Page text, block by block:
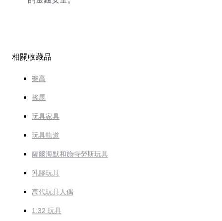
相關收藏品
樂高
搖馬
玩具家具
玩具軌道
薩爾海默和施特勞斯玩具
乳膠玩具
萬代玩具人偶
1:32 玩具